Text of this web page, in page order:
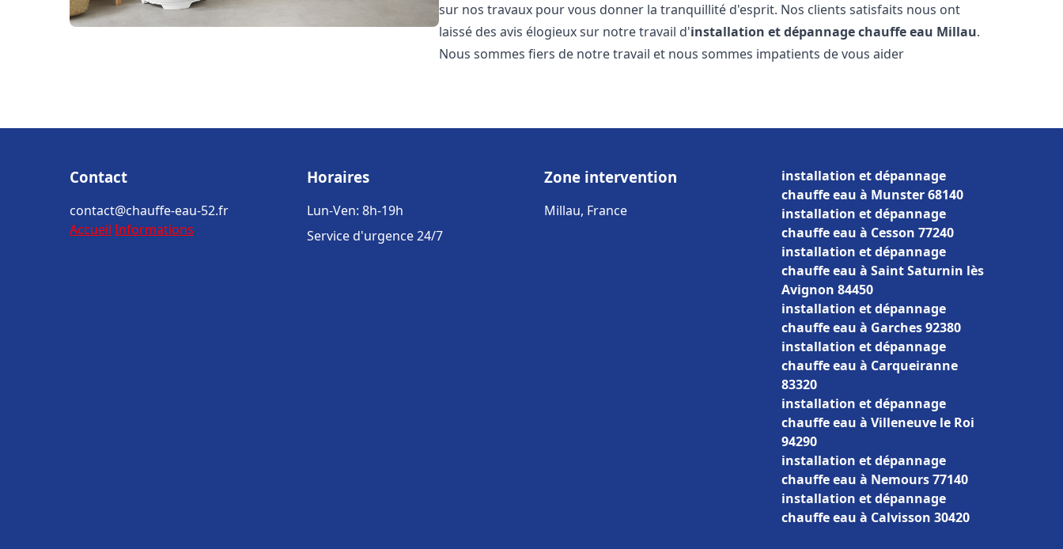
sur nos travaux pour vous donner la tranquillité d'esprit. Nos clients satisfaits nous ont
laissé des avis élogieux sur notre travail d'installation et dépannage chauffe eau Millau.
Nous sommes fiers de notre travail et nous sommes impatients de vous aider
Contact
contact@chauffe-eau-52.fr
Accueil Informations
Horaires
Lun-Ven: 8h-19h
Service d'urgence 24/7
Zone intervention
Millau, France
installation et dépannage
chauffe eau à Munster 68140
installation et dépannage
chauffe eau à Cesson 77240
installation et dépannage
chauffe eau à Saint Saturnin lès
Avignon 84450
installation et dépannage
chauffe eau à Garches 92380
installation et dépannage
chauffe eau à Carqueiranne
83320
installation et dépannage
chauffe eau à Villeneuve le Roi
94290
installation et dépannage
chauffe eau à Nemours 77140
installation et dépannage
chauffe eau à Calvisson 30420